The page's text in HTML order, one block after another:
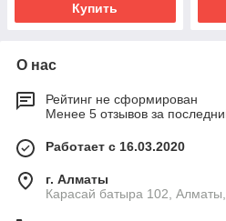
Купить
О нас
Рейтинг не сформирован
Менее 5 отзывов за
Работает с 16.03.2020
г. Алматы
Карасай батыра 102, Алматы,